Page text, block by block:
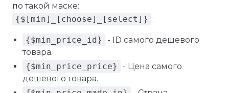
по такой маске:
{$[min]_[choose]_[select]} :
{$min_price_id}
- ID самого дешевого
товара.
{$min_price_price}
- Цена самого
дешевого товара.